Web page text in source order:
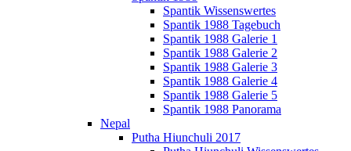
Spantik Wissenswertes
Spantik 1988 Tagebuch
Spantik 1988 Galerie 1
Spantik 1988 Galerie 2
Spantik 1988 Galerie 3
Spantik 1988 Galerie 4
Spantik 1988 Galerie 5
Spantik 1988 Panorama
Nepal
Putha Hiunchuli 2017